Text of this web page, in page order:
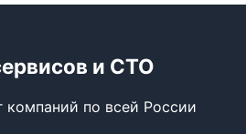
и СТО
компаний по всей России